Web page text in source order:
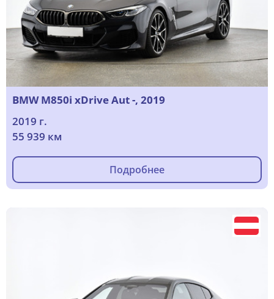
BMW M850i xDrive Aut -, 2019
2019 г.
55 939 км
Подробнее